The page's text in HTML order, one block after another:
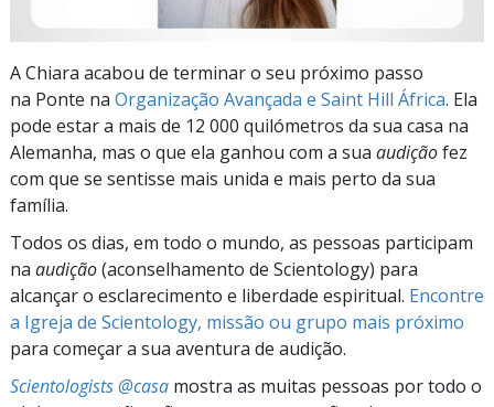
A Chiara acabou de terminar o seu próximo passo
na Ponte na Organização Avançada e Saint Hill África. Ela
pode estar a mais de 12 000 quilómetros da sua casa na
Alemanha, mas o que ela ganhou com a sua audiçãofez
com que se sentisse mais unida e mais perto da sua
família.
Todos os dias, em todo o mundo, as pessoas participam
na audição(aconselhamento de Scientology) para
alcançar o esclarecimento e liberdade espiritual. Encontre
a Igreja de Scientology, missão ou grupo mais próximo
para começar a sua aventura de audição.
Scientologists @casa mostra as muitas pessoas por todo o